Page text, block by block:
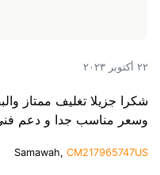
٢٢ أكتوبر ٢٠٢٣
شكرا جزيلا تغليف ممتاز
وسعر مناسب جدا و دعم
Samawah, CM217965747US